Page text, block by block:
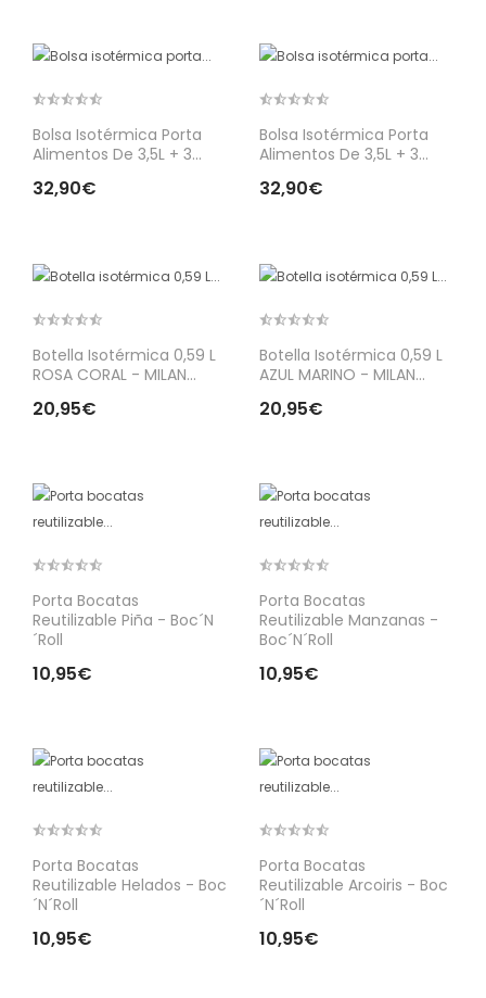
Bolsa Isotérmica Porta
Alimentos De 3,5L + 3...
32,90€
Bolsa Isotérmica Porta
Alimentos De 3,5L + 3...
32,90€
Botella Isotérmica 0,59 L
ROSA CORAL - MILAN...
20,95€
Botella Isotérmica 0,59 L
AZUL MARINO - MILAN...
20,95€
Porta Bocatas
Reutilizable Piña - Boc´n
´roll
10,95€
Porta Bocatas
Reutilizable Manzanas -
Boc´n´roll
10,95€
Porta Bocatas
Reutilizable Helados - Boc
´n´roll
10,95€
Porta Bocatas
Reutilizable Arcoiris - Boc
´n´roll
10,95€